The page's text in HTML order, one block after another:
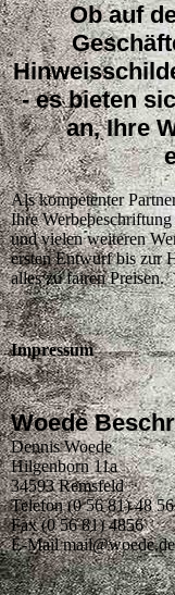
Ob auf
- es bieten
an, Ihre
Als kompetenter
Ihre
und vielen weiteren
ersten Entwurf bis zur
alles zu fairen Preisen.
Impressum
Woede
Dennis Woede
Hilgenborn 11a
34593 Remsfeld
Telefon (0 56 81) 48 56
Fax (0 56 81) 4856
E-Mail